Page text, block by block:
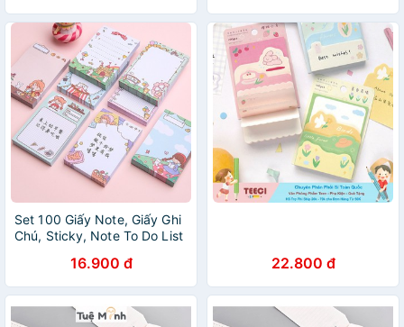
Set 100 Giấy Note, Giấy Ghi
Chú, Sticky, Note To Do List
16.900 đ 22.800 đ